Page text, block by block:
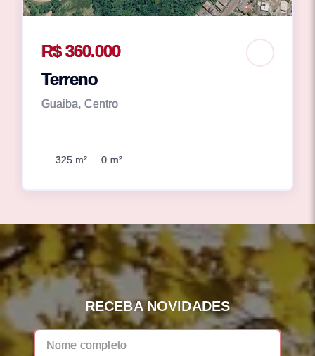
R$ 360.000
Terreno
Guaiba, Centro
325 m² 0 m²
RECEBA NOVIDADES